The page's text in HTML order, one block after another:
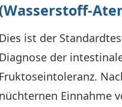
(Wasserstoff-
Dies ist der
Diagnose der
Fruktoseintoleranz.
nüchternen Einnahme